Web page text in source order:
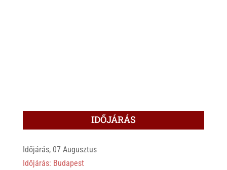
IDŐJÁRÁS
Időjárás, 07 Augusztus
Időjárás: Budapest